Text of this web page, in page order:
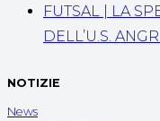
FUTSAL | LA
DELL’U.S.
NOTIZIE
News